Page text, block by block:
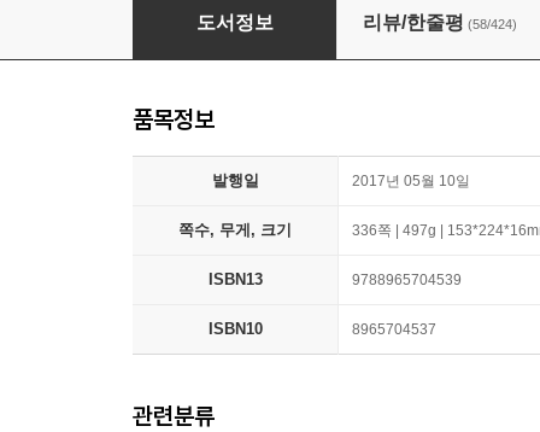
한마디면 충분하다
도서정보 리뷰/한줄평 (58/424)
품목정보
발행일 2017년 05월 10일
쪽수, 무게, 크기 336쪽 | 497g |
ISBN13 9788965704539
ISBN10 8965704537
관련분류